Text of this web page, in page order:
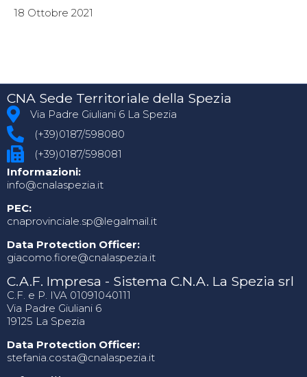
18 Ottobre 2021
CNA Sede Territoriale della Spezia
Via Padre Giuliani 6 La Spezia
(+39)0187/598080
(+39)0187/598081
Informazioni:
info@cnalaspezia.it
PEC:
cnaprovinciale.sp@legalmail.it
Data Protection Officer:
giacomo.fiore@cnalaspezia.it
C.A.F. Impresa - Sistema C.N.A. La Spezia srl
C.F. e P. IVA 01091040111
Via Padre Giuliani 6
19125 La Spezia
Data Protection Officer:
stefania.costa@cnalaspezia.it